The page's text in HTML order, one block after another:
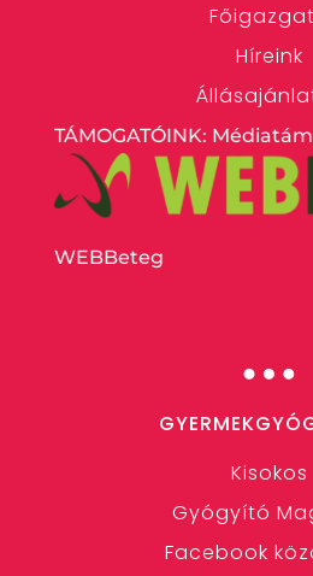
Híreink
TÁMOGATÓINK:
WEBBeteg
…
Kisokos
Gyógyító
Facebook